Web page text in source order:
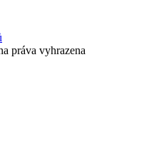
práva vyhrazena